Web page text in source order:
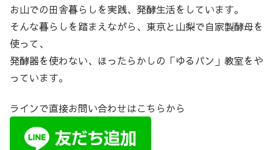
お山での田舎暮らしを実践、発酵生活をしています。
そんな暮らしを踏まえながら、東京と山梨で自家製酵母を
使って、
発酵器を使わない、ほったらかしの「ゆるパン」教室をや
っています。
ラインで直接お問い合わせはこちらから